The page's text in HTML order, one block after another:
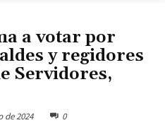
a votar por
y regidores
Servidores,
de 2024 0